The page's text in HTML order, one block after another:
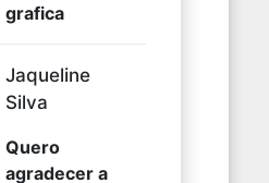
grafica
Jaqueline
Silva
Quero
agradecer a